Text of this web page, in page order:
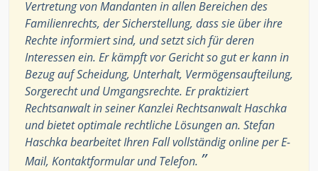
Vertretung von Mandanten in allen Bereichen des
Familienrechts, der Sicherstellung, dass sie über ihre
Rechte informiert sind, und setzt sich für deren
Interessen ein. Er kämpft vor Gericht so gut er kann in
Bezug auf Scheidung, Unterhalt, Vermögensaufteilung,
Sorgerecht und Umgangsrechte. Er praktiziert
Rechtsanwalt in seiner Kanzlei Rechtsanwalt Haschka
und bietet optimale rechtliche Lösungen an. Stefan
Haschka bearbeitet Ihren Fall vollständig online per E-
Mail, Kontaktformular und Telefon. ”